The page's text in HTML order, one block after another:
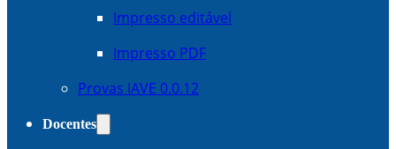
Impresso editável
Impresso PDF
Provas IAVE 0.0.12
Docentes